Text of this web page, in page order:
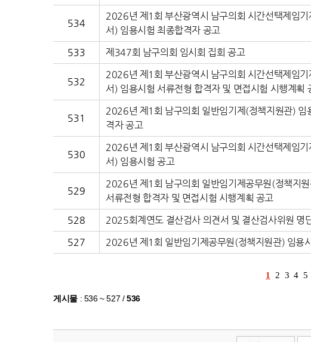
534
2026년 제1회 부산광역시 남구의회 시간선택제임기
서) 임용시험 최종합격자 공고
533 제347회 남구의회 임시회 집회 공고
532
2026년 제1회 부산광역시 남구의회 시간선택제임기
서) 임용시험 서류전형 합격자 및 면접시험 시행계획
531
2026년 제1회 남구의회 일반임기제(정책지원관) 임
격자 공고
530
2026년 제1회 부산광역시 남구의회 시간선택제임기
서) 임용시험 공고
529
2026년 제1회 남구의회 일반임기제공무원(정책지
서류전형 합격자 및 면접시험 시행계획 공고
528 2025회계연도 결산검사 의견서 및 결산검사위원 명
527
2026년 제1회 일반임기제공무원(정책지원관) 임용
1 2 3 4 5
게시물 : 536 ~ 527 /536